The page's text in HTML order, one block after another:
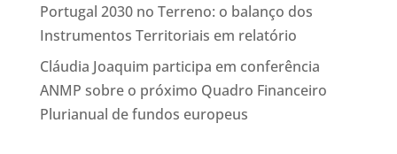
Portugal 2030 no Terreno: o balanço dos
Instrumentos Territoriais em relatório
Cláudia Joaquim participa em conferência
ANMP sobre o próximo Quadro Financeiro
Plurianual de fundos europeus